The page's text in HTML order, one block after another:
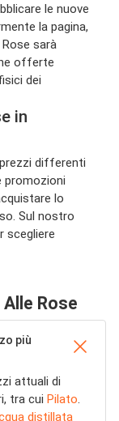
le nuove
la pagina,
sarà
offerte
dei
in
differenti
promozioni
lo
Sul nostro
scegliere
Rose
più
attuali di
tra cui Pilato
distillata